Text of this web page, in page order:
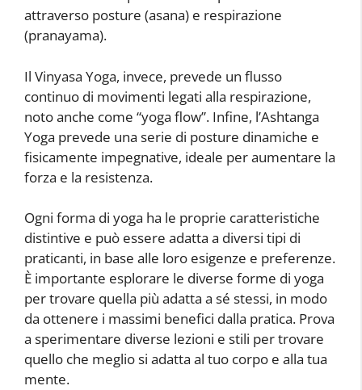
attraverso posture (asana) e respirazione
(pranayama).
Il Vinyasa Yoga, invece, prevede un flusso
continuo di movimenti legati alla respirazione,
noto anche come “yoga flow”. Infine, l’Ashtanga
Yoga prevede una serie di posture dinamiche e
fisicamente impegnative, ideale per aumentare la
forza e la resistenza.
Ogni forma di yoga ha le proprie caratteristiche
distintive e può essere adatta a diversi tipi di
praticanti, in base alle loro esigenze e preferenze.
È importante esplorare le diverse forme di yoga
per trovare quella più adatta a sé stessi, in modo
da ottenere i massimi benefici dalla pratica. Prova
a sperimentare diverse lezioni e stili per trovare
quello che meglio si adatta al tuo corpo e alla tua
mente.